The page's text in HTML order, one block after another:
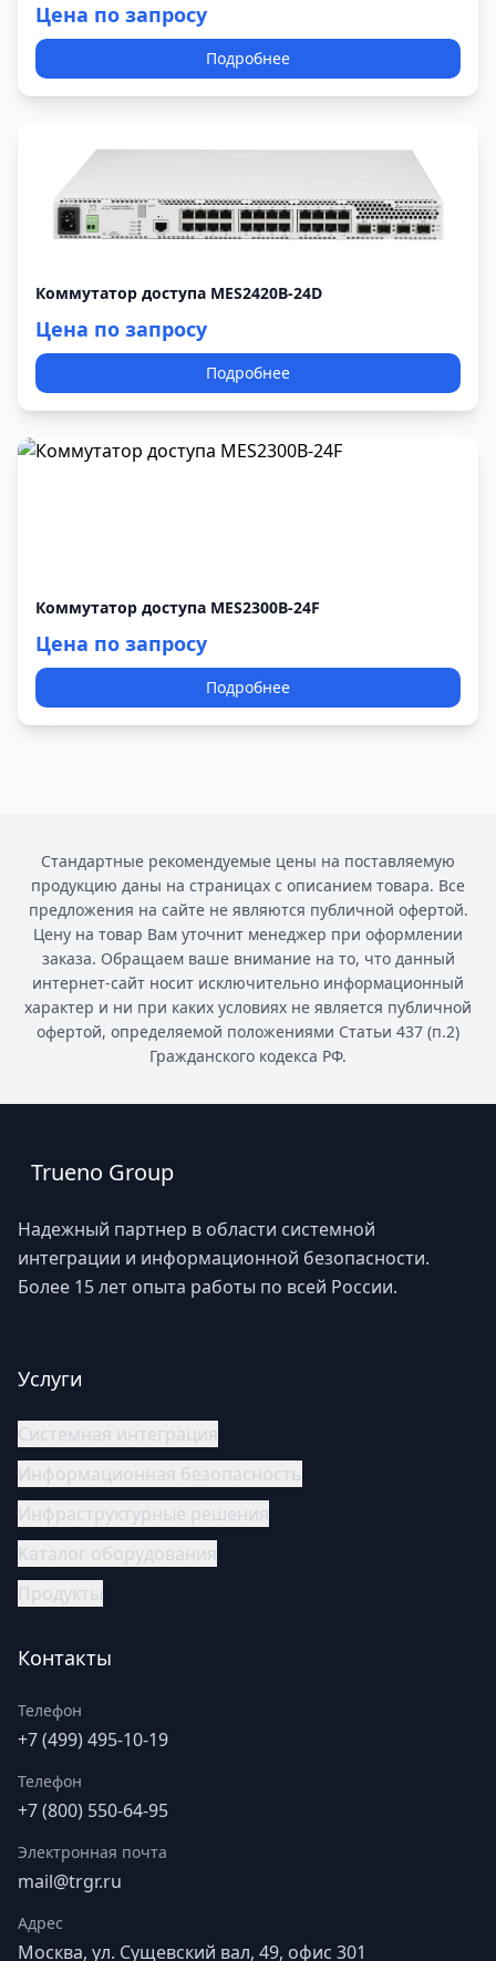
Цена по запросу
Подробнее
Коммутатор доступа MES2420B-24D
Цена по запросу
Подробнее
Коммутатор доступа MES2300B-24F
Цена по запросу
Подробнее
Стандартные рекомендуемые цены на поставляемую
продукцию даны на страницах с описанием товара. Все
предложения на сайте не являются публичной офертой.
Цену на товар Вам уточнит менеджер при оформлении
заказа. Обращаем ваше внимание на то, что данный
интернет-сайт носит исключительно информационный
характер и ни при каких условиях не является публичной
офертой, определяемой положениями Статьи 437 (п.2)
Гражданского кодекса РФ.
Trueno Group
Надежный партнер в области системной
интеграции и информационной безопасности.
Более 15 лет опыта работы по всей России.
Услуги
Системная интеграция
Информационная безопасность
Инфраструктурные решения
Каталог оборудования
Продукты
Контакты
Телефон
+7 (499) 495-10-19
Телефон
+7 (800) 550-64-95
Электронная почта
mail@trgr.ru
Адрес
Москва, ул. Сущевский вал, 49, офис 301